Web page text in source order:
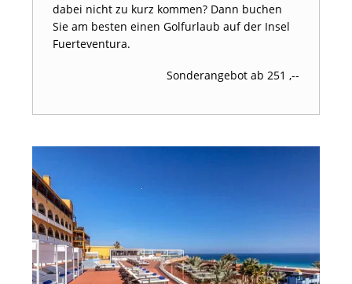
dabei nicht zu kurz kommen? Dann buchen
Sie am besten einen Golfurlaub auf der Insel
Fuerteventura.
Sonderangebot ab 251 ,--